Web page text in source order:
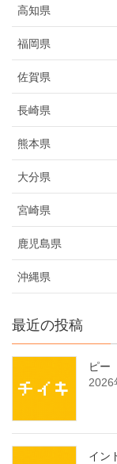
高知県
福岡県
佐賀県
長崎県
熊本県
大分県
宮崎県
鹿児島県
沖縄県
最近の投稿
ピー
2026
イン